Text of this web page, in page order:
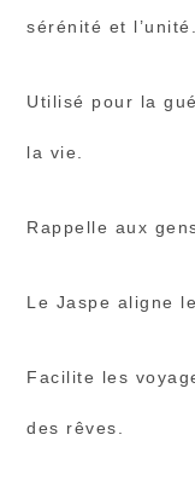
sérénité et l’unité.
Utilisé pour la
la vie.
Rappelle aux
Le Jaspe aligne
Facilite les
des rêves.